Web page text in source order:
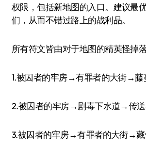
权限，包括新地图的入口。建议最
们，从而不错过路上的战利品。
所有符文皆由对于地图的精英怪掉
1.被囚者的牢房→有罪者的大街→藤
2.被囚者的牢房→剧毒下水道→传
3.被囚者的牢房→有罪者的大街→